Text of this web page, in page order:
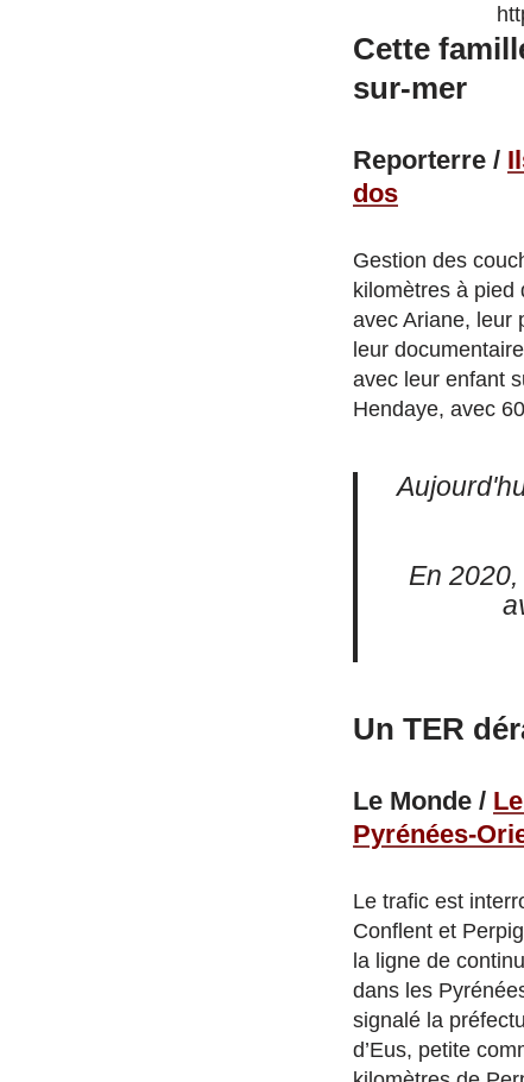
Cette
sur-mer
Reporterre /
dos
Gestion des
kilomètres à pied
avec Ariane, leur
leur
avec leur enfant
Hendaye, avec
En
Un TER
Le Monde /
Pyrénées-
Le trafic est
Conflent et
la ligne de
dans les
signalé la
d’Eus, petite